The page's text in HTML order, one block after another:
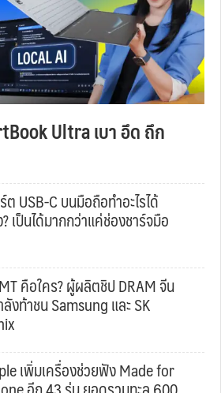
Ultra เบา อึด ถึก
USB-C บนมือถือทำอะไรได้
เป็นได้มากกว่าแค่ช่องชาร์จมือ
คือใคร? ผู้ผลิตชิป DRAM จีน
งท้าชน Samsung และ SK
เพิ่มเครื่องช่วยฟัง Made for